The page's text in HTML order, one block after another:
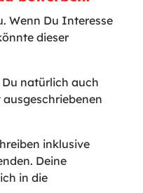
Wenn Du Interesse
dieser
natürlich auch
inklusive
Deine
in die